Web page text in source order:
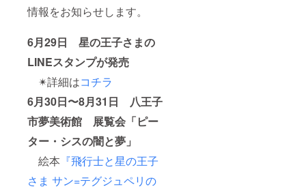
情報をお知らせします。
6月29日 星の王子さまの
LINEスタンプが発売
✴︎詳細はコチラ
6月30日〜8月31日 八王子
市夢美術館 展覧会「ピー
ター・シスの闇と夢」
絵本 『飛行士と星の王子
さま サン=テグジュペリの